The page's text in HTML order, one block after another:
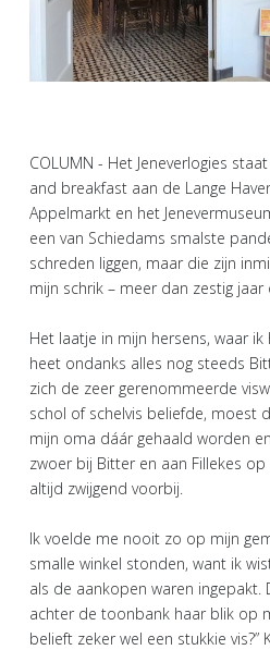
COLUMN - Het Jeneverlogies
and breakfast aan de Lange
Appelmarkt en het
een van Schiedams smalste
schreden liggen, maar die zijn
mijn schrik – meer dan zestig jaar
Het laatje in mijn hersens, waar ik
heet ondanks alles nog steeds
zich de zeer gerenommeerde
schol of schelvis beliefde, moest
mijn oma dáár gehaald worden
zwoer bij Bitter en aan Fillekes
altijd zwijgend voorbij.
Ik voelde me nooit zo op mijn
smalle winkel stonden, want ik
als de aankopen waren
achter de toonbank haar blik op
belieft zeker wel een stukkie